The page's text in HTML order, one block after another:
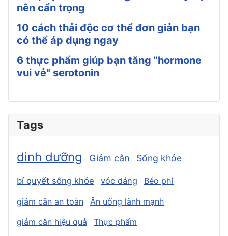
nên cẩn trọng
10 cách thải độc cơ thể đơn giản bạn
có thể áp dụng ngay
6 thực phẩm giúp bạn tăng "hormone
vui vẻ" serotonin
Tags
dinh dưỡng Giảm cân Sống khỏe
bí quyết sống khỏe vóc dáng Béo phì
giảm cân an toàn
Ăn uống lành mạnh
giảm cân hiệu quả
Thực phẩm